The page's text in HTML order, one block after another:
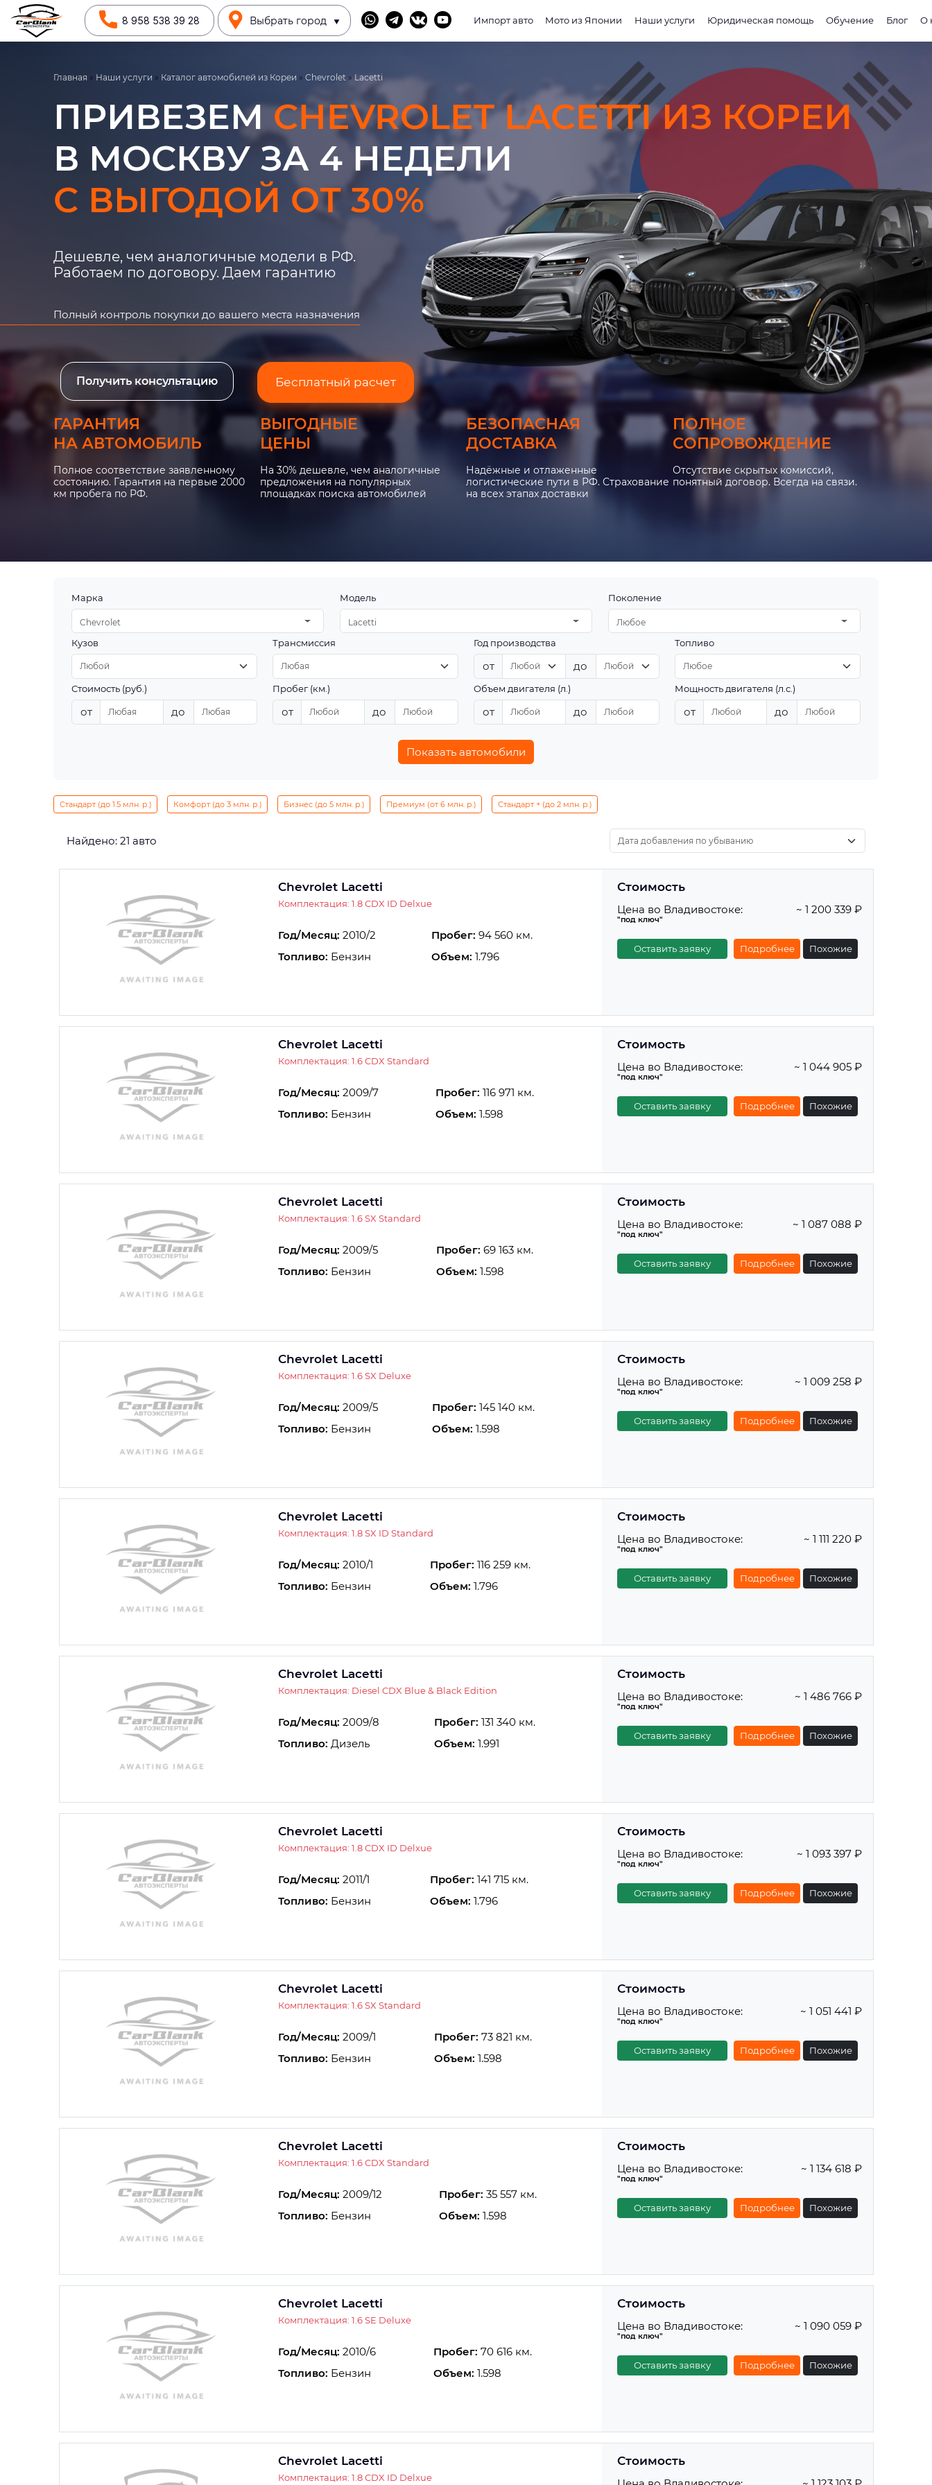
8 958 538 39 28 Выбрать город Импорт авто Мото из Японии Наши услуги Юридическая помощь Обучение Блог О
Главная » Наши услуги » Каталог автомобилей из Кореи » Chevrolet » Lacetti
ПРИВЕЗЕМCHEVROLET LACETTI ИЗ КОРЕИ
В МОСКВУ ЗА 4 НЕДЕЛИ
С ВЫГОДОЙ ОТ 30%
Дешевле, чем аналогичные модели в РФ.
Работаем по договору. Даем гарантию
Полный контроль покупки до вашего места назначения
Получить консультацию Бесплатный расчет
ГАРАНТИЯ
НА АВТОМОБИЛЬ
Полное соответствие заявленному
состоянию. Гарантия на первые 2000
км пробега по РФ.
ВЫГОДНЫЕ
ЦЕНЫ
На 30% дешевле, чем аналогичные
предложения на популярных
площадках поиска автомобилей
БЕЗОПАСНАЯ
ДОСТАВКА
Надёжные и отлаженные
логистические пути в РФ. Страхование
на всех этапах доставки
ПОЛНОЕ
СОПРОВОЖДЕНИЕ
Отсутствие скрытых комиссий,
понятный договор. Всегда на связи.
Марка
Chevrolet
Модель
Lacetti
Поколение
Любое
Кузов Трансмиссия Год производства
от до
Топливо
Стоимость (руб.)
от до
Пробег (км.)
от до
Объем двигателя (л.)
от до
Мощность двигателя (л.с.)
от до
Показать автомобили
Стандарт (до 1.5 млн. р.) Комфорт (до 3 млн. р.) Бизнес (до 5 млн. р.) Премиум (от 6 млн. р.) Стандарт + (до 2 млн. р.)
Найдено: 21 авто
Chevrolet Lacetti
Комплектация: 1.8 CDX ID Delxue
Год/Месяц: 2010/2 Пробег: 94 560 км.
Топливо: Бензин Объем: 1.796
Стоимость
Цена во Владивостоке:
"под ключ"
~ 1 200 339 ₽
Оставить заявку Подробнее Похожие
Chevrolet Lacetti
Комплектация: 1.6 CDX Standard
Год/Месяц: 2009/7 Пробег: 116 971 км.
Топливо: Бензин Объем: 1.598
Стоимость
Цена во Владивостоке:
"под ключ"
~ 1 044 905 ₽
Оставить заявку Подробнее Похожие
Chevrolet Lacetti
Комплектация: 1.6 SX Standard
Год/Месяц: 2009/5 Пробег: 69 163 км.
Топливо: Бензин Объем: 1.598
Стоимость
Цена во Владивостоке:
"под ключ"
~ 1 087 088 ₽
Оставить заявку Подробнее Похожие
Chevrolet Lacetti
Комплектация: 1.6 SX Deluxe
Год/Месяц: 2009/5 Пробег: 145 140 км.
Топливо: Бензин Объем: 1.598
Стоимость
Цена во Владивостоке:
"под ключ"
~ 1 009 258 ₽
Оставить заявку Подробнее Похожие
Chevrolet Lacetti
Комплектация: 1.8 SX ID Standard
Год/Месяц: 2010/1 Пробег: 116 259 км.
Топливо: Бензин Объем: 1.796
Стоимость
Цена во Владивостоке:
"под ключ"
~ 1 111 220 ₽
Оставить заявку Подробнее Похожие
Chevrolet Lacetti
Комплектация: Diesel CDX Blue & Black Edition
Год/Месяц: 2009/8 Пробег: 131 340 км.
Топливо: Дизель Объем: 1.991
Стоимость
Цена во Владивостоке:
"под ключ"
~ 1 486 766 ₽
Оставить заявку Подробнее Похожие
Chevrolet Lacetti
Комплектация: 1.8 CDX ID Delxue
Год/Месяц: 2011/1 Пробег: 141 715 км.
Топливо: Бензин Объем: 1.796
Стоимость
Цена во Владивостоке:
"под ключ"
~ 1 093 397 ₽
Оставить заявку Подробнее Похожие
Chevrolet Lacetti
Комплектация: 1.6 SX Standard
Год/Месяц: 2009/1 Пробег: 73 821 км.
Топливо: Бензин Объем: 1.598
Стоимость
Цена во Владивостоке:
"под ключ"
~ 1 051 441 ₽
Оставить заявку Подробнее Похожие
Chevrolet Lacetti
Комплектация: 1.6 CDX Standard
Год/Месяц: 2009/12 Пробег: 35 557 км.
Топливо: Бензин Объем: 1.598
Стоимость
Цена во Владивостоке:
"под ключ"
~ 1 134 618 ₽
Оставить заявку Подробнее Похожие
Chevrolet Lacetti
Комплектация: 1.6 SE Deluxe
Год/Месяц: 2010/6 Пробег: 70 616 км.
Топливо: Бензин Объем: 1.598
Стоимость
Цена во Владивостоке:
"под ключ"
~ 1 090 059 ₽
Оставить заявку Подробнее Похожие
Chevrolet Lacetti
Комплектация: 1.8 CDX ID Delxue
Стоимость